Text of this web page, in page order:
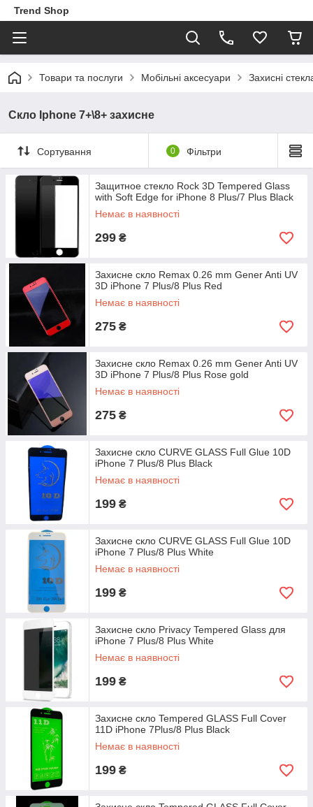
Trend Shop
Товари та послуги Мобільні аксесуари Захисні
Скло Iphone 7+\8+ захисне
Сортування 0 Фільтри
Защитное стекло Rock 3D Tempered Glass
with Soft Edge for iPhone 8 Plus/7 Plus Black
Немає в наявності
299 ₴
Захисне скло Remax 0.26 mm Gener Anti UV
3D iPhone 7 Plus/8 Plus Red
Немає в наявності
275 ₴
Захисне скло Remax 0.26 mm Gener Anti UV
3D iPhone 7 Plus/8 Plus Rose gold
Немає в наявності
275 ₴
Захисне скло CURVE GLASS Full Glue 10D
iPhone 7 Plus/8 Plus Black
Немає в наявності
199 ₴
Захисне скло CURVE GLASS Full Glue 10D
iPhone 7 Plus/8 Plus White
Немає в наявності
199 ₴
Захисне скло Privacy Tempered Glass для
iPhone 7 Plus/8 Plus White
Немає в наявності
199 ₴
Захисне скло Tempered GLASS Full Cover
11D iPhone 7Plus/8 Plus Black
Немає в наявності
199 ₴